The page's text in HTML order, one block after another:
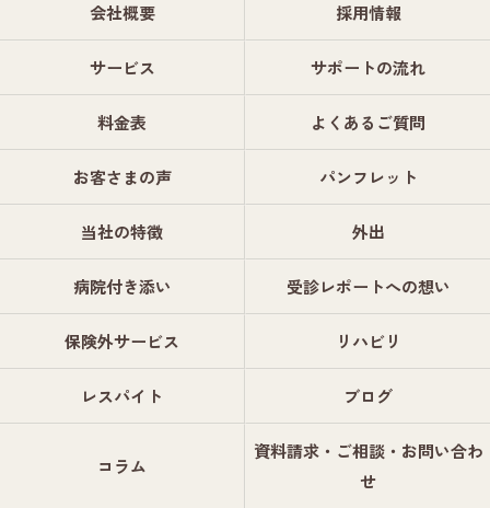
会社概要 採用情報
サービス サポートの流れ
料金表 よくあるご質問
お客さまの声 パンフレット
当社の特徴 外出
病院付き添い 受診レポートへの想い
保険外サービス リハビリ
レスパイト ブログ
コラム
資料請求・ご相談・お問い合わ
せ